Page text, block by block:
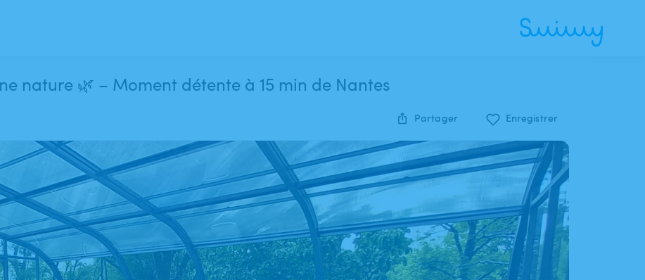
nature 🌿 – Moment détente à 15 min de Nantes
Partager Enregistrer